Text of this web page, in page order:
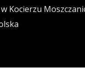
Kocierzu